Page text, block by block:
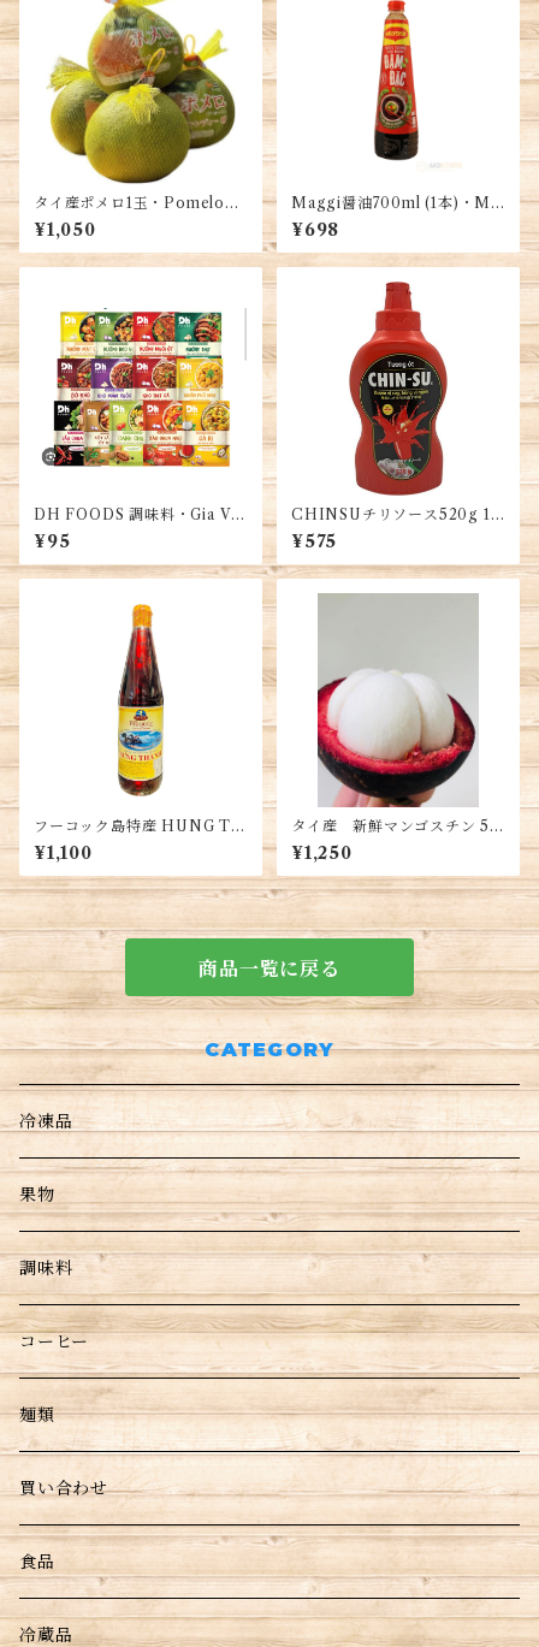
タイ産ポメロ1玉・Pomelo・
Buoi ruot do
¥1,050
Maggi醤油700ml (1本)・Ma
ggi Soy Sauce・Nước Tươ
ng Maggi
¥698
DH FOODS 調味料・Gia Vị
Gói Sẵn Tiện Lợi DH FOO
DS
¥95
CHINSUチリソース520g 1
本・Chinsu Chili Sauce 520
g・Tương ớt Chinsu 520g
¥575
フーコック島特産 HUNG TH
ANH 魚醤 ナンプラー650ml
1本
¥1,100
タイ産 新鮮マンゴスチン 5玉
入り 約400g/バッグ・Thai
Fresh Mangosteen ・Măng
cụt tươi
¥1,250
商品一覧に戻る
CATEGORY
冷凍品
果物
調味料
コーヒー
麺類
買い合わせ
食品
冷蔵品